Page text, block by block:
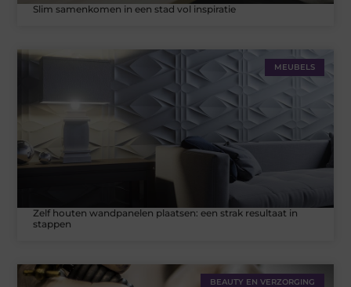
Slim samenkomen in een stad vol inspiratie
MEUBELS
Zelf houten wandpanelen plaatsen: een strak resultaat in
stappen
BEAUTY EN VERZORGING